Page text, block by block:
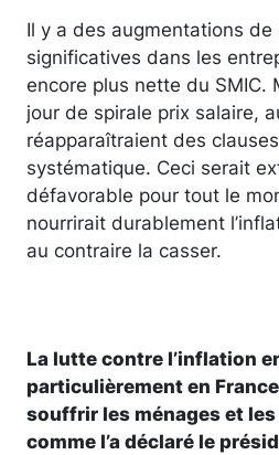
Il y a des augmentations de
significatives dans les
encore plus nette du SMIC.
jour de spirale prix salaire,
réapparaîtraient des
systématique. Ceci serait
défavorable pour tout le
nourrirait durablement
au contraire la casser.
La lutte contre l’inflation
particulièrement en
souffrir les ménages et
comme l’a déclaré le